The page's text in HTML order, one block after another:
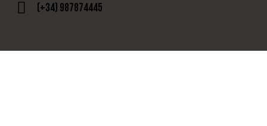
(+34) 987874445